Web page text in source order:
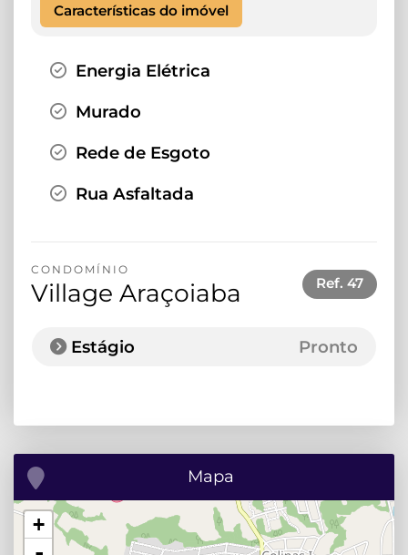
Características do imóvel
Energia Elétrica
Murado
Rede de Esgoto
Rua Asfaltada
CONDOMÍNIO
Village Araçoiaba Ref. 47
Estágio Pronto
Mapa
+